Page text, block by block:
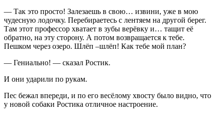
— Так это просто! Залезаешь в свою… извини, уже в мою
чудесную лодочку. Перебираетесь с лентяем на другой берег.
Там этот профессор хватает в зубы верёвку и… тащит её
обратно, на эту сторону. А потом возвращается к тебе.
Пешком через озеро. Шлёп –шлёп! Как тебе мой план?
— Гениально! — сказал Ростик.
И они ударили по рукам.
Пес бежал впереди, и по его весёлому хвосту было видно, что
у новой собаки Ростика отличное настроение.